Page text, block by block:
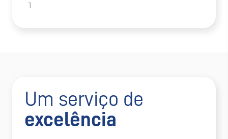
1
Um serviço de
excelência